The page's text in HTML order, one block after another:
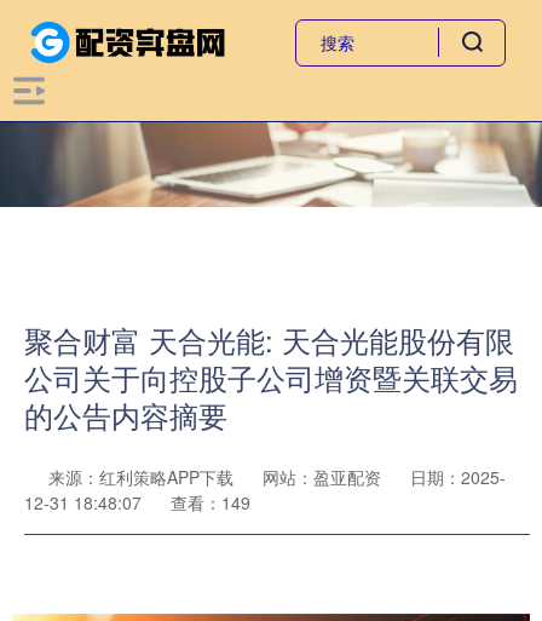
聚合财富 天合光能: 天合光能股份有限
公司关于向控股子公司增资暨关联交易
的公告内容摘要
来源：红利策略APP下载 网站：盈亚配资
日期：2025-
12-31 18:48:07
查看：149